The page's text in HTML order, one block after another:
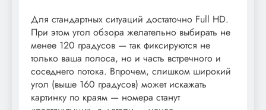
Для стандартных ситуаций достаточно Full HD.
При этом угол обзора желательно выбирать не
менее 120 градусов — так фиксируются не
только ваша полоса, но и часть встречного и
соседнего потока. Впрочем, слишком широкий
угол (выше 160 градусов) может искажать
картинку по краям — номера станут